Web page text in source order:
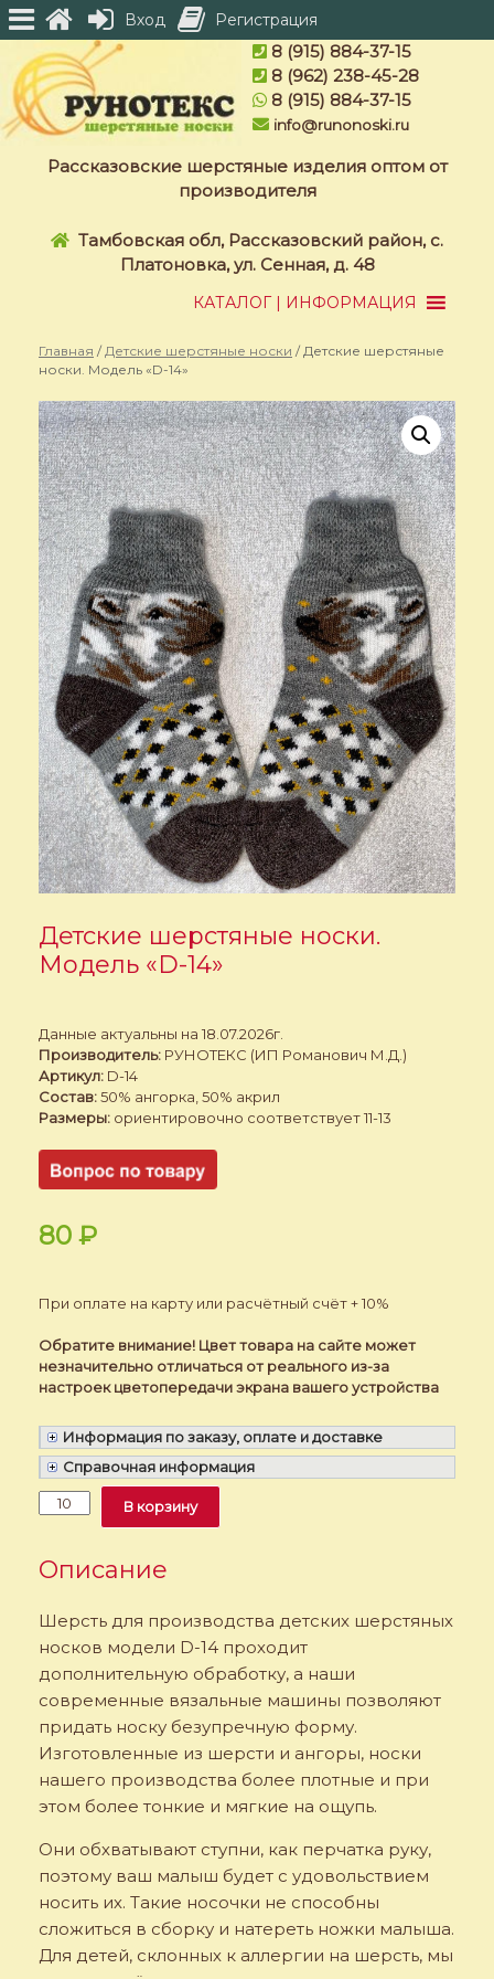
content
8 (915) 884-37-15
8 (962) 238-45-28
8 (915) 884-37-15
info@runonoski.ru
Рассказовские шерстяные изделия оптом от
производителя
Тамбовская обл, Рассказовский район, с.
Платоновка, ул. Сенная, д. 48
КАТАЛОГ | ИНФОРМАЦИЯ
Главная / Детские шерстяные носки / Детские шерстяные
носки. Модель «D-14»
Детские шерстяные носки.
Модель «D-14»
Данные актуальны на 18.07.2026г.
Производитель: РУНОТЕКС (ИП Романович М.Д.)
Артикул: D-14
Состав:50% ангорка, 50% акрил
Размеры: ориентировочно соответствует 11-13
80 ₽
При оплате на карту или расчётный счёт + 10%
Обратите внимание! Цвет товара на сайте может
незначительно отличаться от реального из-за
настроек цветопередачи экрана вашего устройства
Информация по заказу, оплате и доставке
Справочная информация
Количество
Детские
носки.
Модель
В корзину
Описание
Шерсть для производства детских шерстяных
носков модели D-14 проходит
дополнительную обработку, а наши
современные вязальные машины позволяют
придать носку безупречную форму.
Изготовленные из шерсти и ангоры, носки
нашего производства более плотные и при
этом более тонкие и мягкие на ощупь.
Они обхватывают ступни, как перчатка руку,
поэтому ваш малыш будет с удовольствием
носить их. Такие носочки не способны
сложиться в сборку и натереть ножки малыша.
Для детей, склонных к аллергии на шерсть, мы
Вход Регистрация